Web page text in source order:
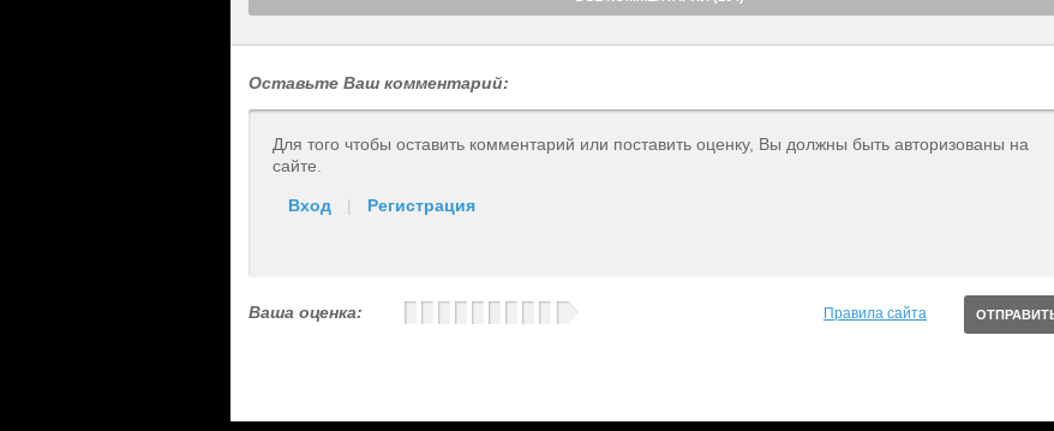
Оставьте Ваш комментарий:
Для того чтобы оставить комментарий или поставить оценку, Вы должны быть авторизованы на
сайте.
Вход | Регистрация
Ваша оценка: Правила сайта